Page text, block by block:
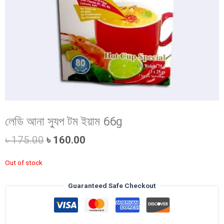
লেডি আনা স্যুপ টম ইয়াম 66g
৳175.00 Original
৳ 160.00
Out of stock
Guaranteed Safe Checkout